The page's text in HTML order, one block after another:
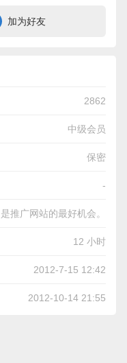
加为好友
2862
中级会员
保密
-
推广网站的最好机会。
12 小时
2012-7-15 12:42
2012-10-14 21:55